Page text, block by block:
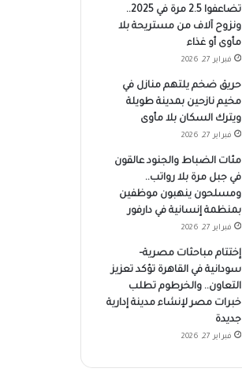
تضاعفوا 2.5 مرة في 2025..
ونزوح آلاف من مستريحة بلا
مأوى أو غذاء
فبراير 27, 2026
حريق ضخم يلتهم منازل في
مخيم نازحين بمدينة طويلة
ويترك السكان بلا مأوى
فبراير 27, 2026
مئات الضباط والجنود عالقون
في جبل مرة بلا رواتب..
ومسلحون ينهبون موظفين
بمنظمة إنسانية في دارفور
فبراير 27, 2026
إختتام مباحثات مصرية–
سودانية في القاهرة تؤكد تعزيز
التعاون.. والخرطوم تطلب
خبرات مصر لإنشاء مدينة إدارية
جديدة
فبراير 27, 2026